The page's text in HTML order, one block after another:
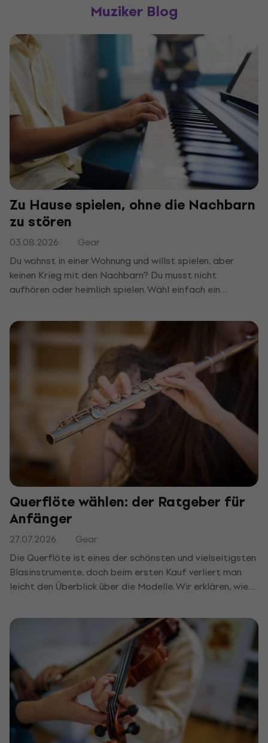
Muziker Blog
Zu Hause spielen, ohne die Nachbarn
zu stören
03.08.2026
Gear
Du wohnst in einer Wohnung und willst spielen, aber
keinen Krieg mit den Nachbarn? Du musst nicht
aufhören oder heimlich spielen. Wähl einfach ein
das, das du schon hast. Wir zeigen dir die besten leisen
Instrumente für die Wohnung und ein paar Tipps, mit
denen dich niemand durch die Wand hört.
Querflöte wählen: der Ratgeber für
Anfänger
27.07.2026
Gear
Die Querflöte ist eines der schönsten und vielseitigsten
Blasinstrumente, doch beim ersten Kauf verliert man
leicht den Überblick über die Modelle. Wir erklären, wie
Klappen und Material achten solltest und welche
Querflöte für Anfänger oder Kinder passt.